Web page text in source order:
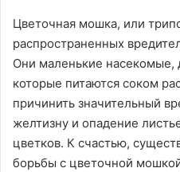
Цветочная мошка, или
распространенных
Они маленькие насекомые,
которые питаются соком
причинить значительный
желтизну и опадение
цветков. К счастью,
борьбы с цветочной